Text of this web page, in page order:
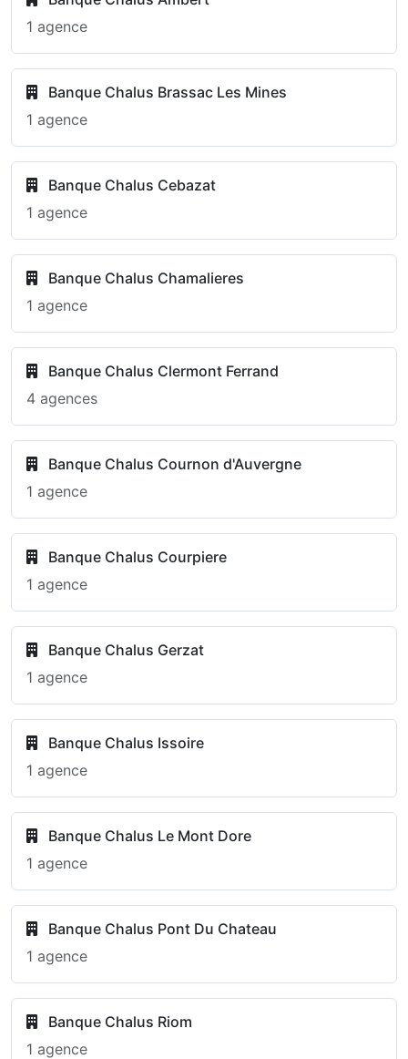
1 agence
Banque Chalus Brassac Les Mines
1 agence
Banque Chalus Cebazat
1 agence
Banque Chalus Chamalieres
1 agence
Banque Chalus Clermont Ferrand
4 agences
Banque Chalus Cournon d'Auvergne
1 agence
Banque Chalus Courpiere
1 agence
Banque Chalus Gerzat
1 agence
Banque Chalus Issoire
1 agence
Banque Chalus Le Mont Dore
1 agence
Banque Chalus Pont Du Chateau
1 agence
Banque Chalus Riom
1 agence